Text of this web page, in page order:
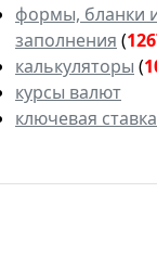
формы, бланки
заполнения (
калькуляторы (
курсы валют
ключевая ставка